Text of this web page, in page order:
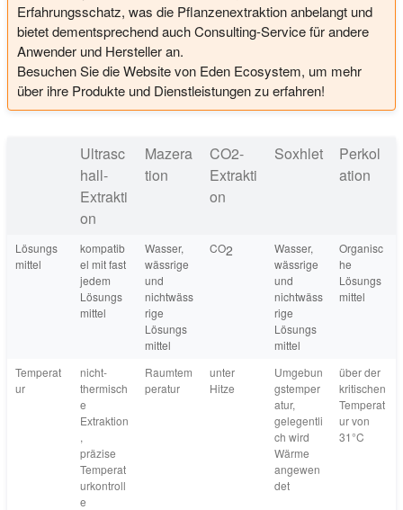
Erfahrungsschatz, was die Pflanzenextraktion anbelangt und
bietet dementsprechend auch Consulting-Service für andere
Anwender und Hersteller an.
Besuchen Sie die Website von Eden Ecosystem, um mehr
über ihre Produkte und Dienstleistungen zu erfahren!
Ultrasc
hall-
Extrakti
on
Mazera
tion
CO2-
Extrakti
on
Soxhlet
Perkol
ation
Lösungs
mittel
kompatib
el mit fast
jedem
Lösungs
mittel
Wasser,
wässrige
und
nichtwäss
rige
Lösungs
mittel
CO2
Wasser,
wässrige
und
nichtwäss
rige
Lösungs
mittel
Organisc
he
Lösungs
mittel
Temperat
ur
nicht-
thermisch
e
Extraktion
,
präzise
Temperat
urkontroll
e
Raumtem
peratur
unter
Hitze
Umgebun
gstemper
atur,
gelegentli
ch wird
Wärme
angewen
det
über der
kritischen
Temperat
ur von
31°C